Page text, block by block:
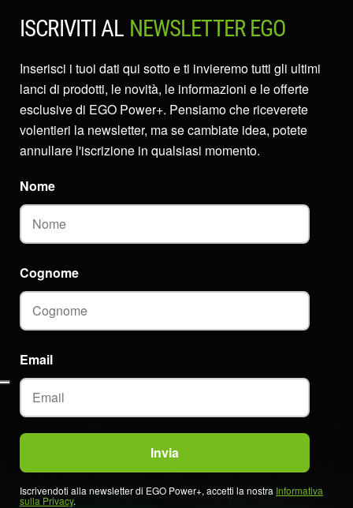
ISCRIVITI AL NEWSLETTER EGO
Inserisci i tuoi dati qui sotto e ti invieremo tutti gli ultimi
lanci di prodotti, le novità, le informazioni e le offerte
esclusive di EGO Power+. Pensiamo che riceverete
volentieri la newsletter, ma se cambiate idea, potete
annullare l'iscrizione in qualsiasi momento.
Email
Nome
Cognome
Iscrivendoti alla newsletter di EGO Power+, accetti la nostra Informativa
sulla Privacy.